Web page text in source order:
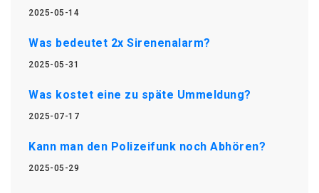
2025-05-14
Was bedeutet 2x Sirenenalarm?
2025-05-31
Was kostet eine zu späte Ummeldung?
2025-07-17
Kann man den Polizeifunk noch Abhören?
2025-05-29